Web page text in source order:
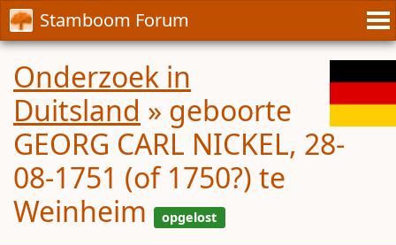
Stamboom Forum
Onderzoek in
Duitsland » geboorte
GEORG CARL NICKEL, 28-
08-1751 (of 1750?) te
Weinheim